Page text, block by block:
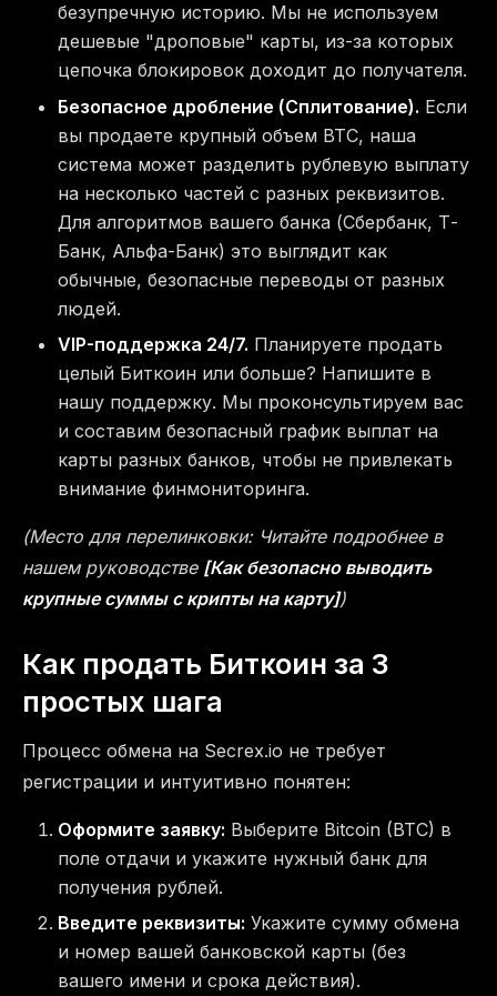
безупречную историю. Мы не используем
дешевые "дроповые" карты, из-за которых
цепочка блокировок доходит до получателя.
Безопасное дробление (Сплитование). Если
вы продаете крупный объем BTC, наша
система может разделить рублевую выплату
на несколько частей с разных реквизитов.
Для алгоритмов вашего банка (Сбербанк, Т-
Банк, Альфа-Банк) это выглядит как
обычные, безопасные переводы от разных
людей.
VIP-поддержка 24/7. Планируете продать
целый Биткоин или больше? Напишите в
нашу поддержку. Мы проконсультируем вас
и составим безопасный график выплат на
карты разных банков, чтобы не привлекать
внимание финмониторинга.
(Место для перелинковки: Читайте подробнее в
нашем руководстве [Как безопасно выводить
крупные суммы с крипты на карту])
Как продать Биткоин за 3
простых шага
Процесс обмена на Secrex.io не требует
регистрации и интуитивно понятен:
Оформите заявку: Выберите Bitcoin (BTC) в
поле отдачи и укажите нужный банк для
получения рублей.
Введите реквизиты: Укажите сумму обмена
и номер вашей банковской карты (без
вашего имени и срока действия).